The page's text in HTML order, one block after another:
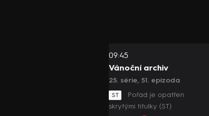
09:45
Vánoční archiv
25. série, 51. epizoda
ST
Pořad je opatřen
skrytými titulky (ST)